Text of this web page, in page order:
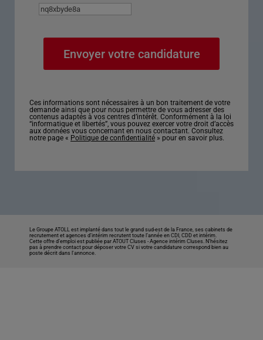
Ces informations sont nécessaires à un bon traitement de votre
demande ainsi que pour nous permettre de vous adresser des
contenus adaptés à vos centres d’intérêt. Conformément à la loi
“informatique et libertés”, vous pouvez exercer votre droit d’accès
aux données vous concernant en nous contactant. Consultez
notre page « Politique de confidentialité » pour en savoir plus.
Le Groupe ATOLL est implanté dans tout le grand sud-est de la France, ses cabinets de
recrutement et agences d’intérim recrutent toute l’année en CDI, CDD et intérim.
Cette offre d’emploi est publiée par ATOUT Cluses -Agence intérim Cluses. N’hésitez
pas à prendre contact pour déposer votre CV si votre candidature correspond bien au
poste décrit dans l'annonce.